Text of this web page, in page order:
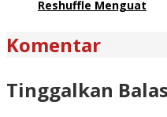
Reshuffle Menguat
Komentar
Tinggalkan